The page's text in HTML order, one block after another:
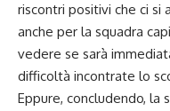
riscontri positivi che ci si
anche per la squadra
vedere se sarà
difficoltà incontrate lo
Eppure, concludendo, la